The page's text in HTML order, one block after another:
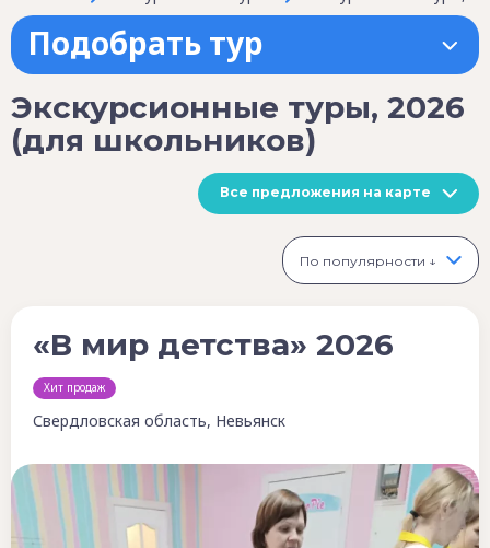
Подобрать тур
Экскурсионные туры, 2026
(для школьников)
Все предложения на карте
По популярности ↓
«В мир детства» 2026
Хит продаж
Свердловская область, Невьянск